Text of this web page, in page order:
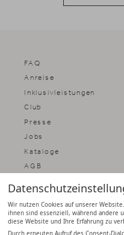
Wir nutzen Cookies auf unserer
ihnen sind essenziell, während andere
diese Website und Ihre Erfahrung zu
FAQ
Anreise
Inklusivleistungen
Club
Presse
Jobs
Kataloge
AGB